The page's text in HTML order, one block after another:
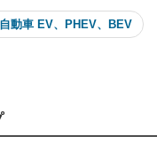
動車 EV、PHEV、BEV